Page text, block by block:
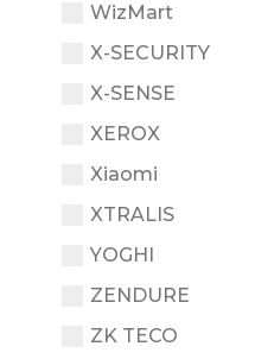
WizMart
X-SECURITY
X-SENSE
XEROX
Xiaomi
XTRALIS
YOGHI
ZENDURE
ZK TECO